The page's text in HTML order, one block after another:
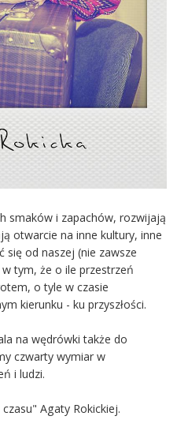
smaków i zapachów, rozwijają
otwarcie na inne kultury, inne
się od naszej (nie zawsze
tym, że o ile przestrzeń
o tyle w czasie
kierunku - ku przyszłości.
na wędrówki także do
czwarty wymiar w
i ludzi.
Agaty Rokickiej.